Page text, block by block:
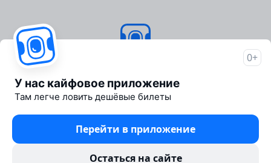
Об Авиасейлс
Пресс‑центр
Travelpayouts
Партнёрская программа
0+
У нас кайфовое приложение
Там легче ловить дешёвые билеты
Перейти в приложение
Остаться на сайте